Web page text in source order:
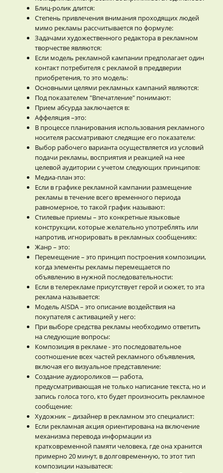
Блиц-ролик длится:
Степень привлечения внимания проходящих людей
мимо рекламы рассчитывается по формуле:
Задачами художественного редактора в рекламном
творчестве являются:
Если модель рекламной кампании предполагает один
контакт потребителя с рекламой в преддверии
приобретения, то это модель:
Основными целями рекламных кампаний являются:
Под показателем "Впечатление" понимают:
Прием абсурда заключается в:
Аффеляция –это:
В процессе планирования использования рекламного
носителя рассматривают следящие его показатели:
Выбор рабочего варианта осуществляется из условий
подачи рекламы, восприятия и реакцией на нее
целевой аудитории с учетом следующих принципов:
Медиа-план это:
Если в графике рекламной кампании размещение
рекламы в течение всего временного периода
равномерное, то такой график называют:
Стилевые приемы – это конкретные языковые
конструкции, которые желательно употреблять или
напротив, игнорировать в рекламных сообщениях:
Жанр – это:
Перемещение – это принцип построения композиции,
когда элементы рекламы перемещается по
объявлению в нужной последовательности:
Если в телерекламе присутствует герой и сюжет, то эта
реклама называется:
Модель AISDA – это описание воздействия на
покупателя с активацией у него:
При выборе средства рекламы необходимо ответить
на следующие вопросы:
Композиция в рекламе - это последовательное
соотношение всех частей рекламного объявления,
включая его визуальное представление:
Создание аудиороликов — работа,
предусматривающая не только написание текста, но и
запись голоса того, кто будет произносить рекламное
сообщение:
Художник – дизайнер в рекламном это специалист:
Если рекламная акция ориентирована на включение
механизма перевода информации из
кратковременной памяти человека, где она хранится
примерно 20 минут, в долговременную, то этот тип
композиции называтеся: